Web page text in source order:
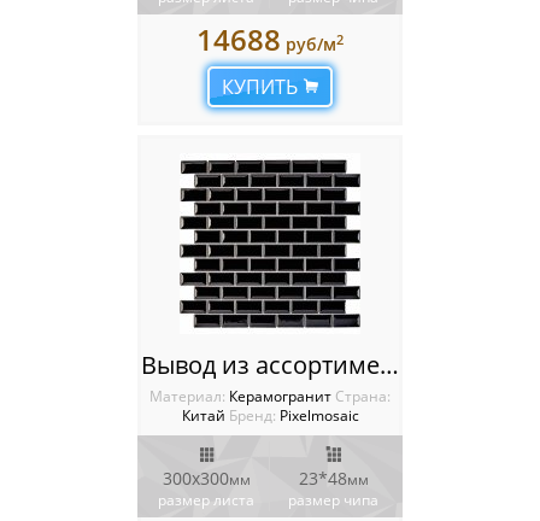
14688 руб/м2
КУПИТЬ
Вывод из ассортимента PIX601 из керамогранита, чип 23х48 мм, сетка 300х300х7 мм
Материал: Керамогранит Cтрана:
Китай Бренд: Pixelmosaic
300х300мм
размер листа
23*48мм
размер чипа